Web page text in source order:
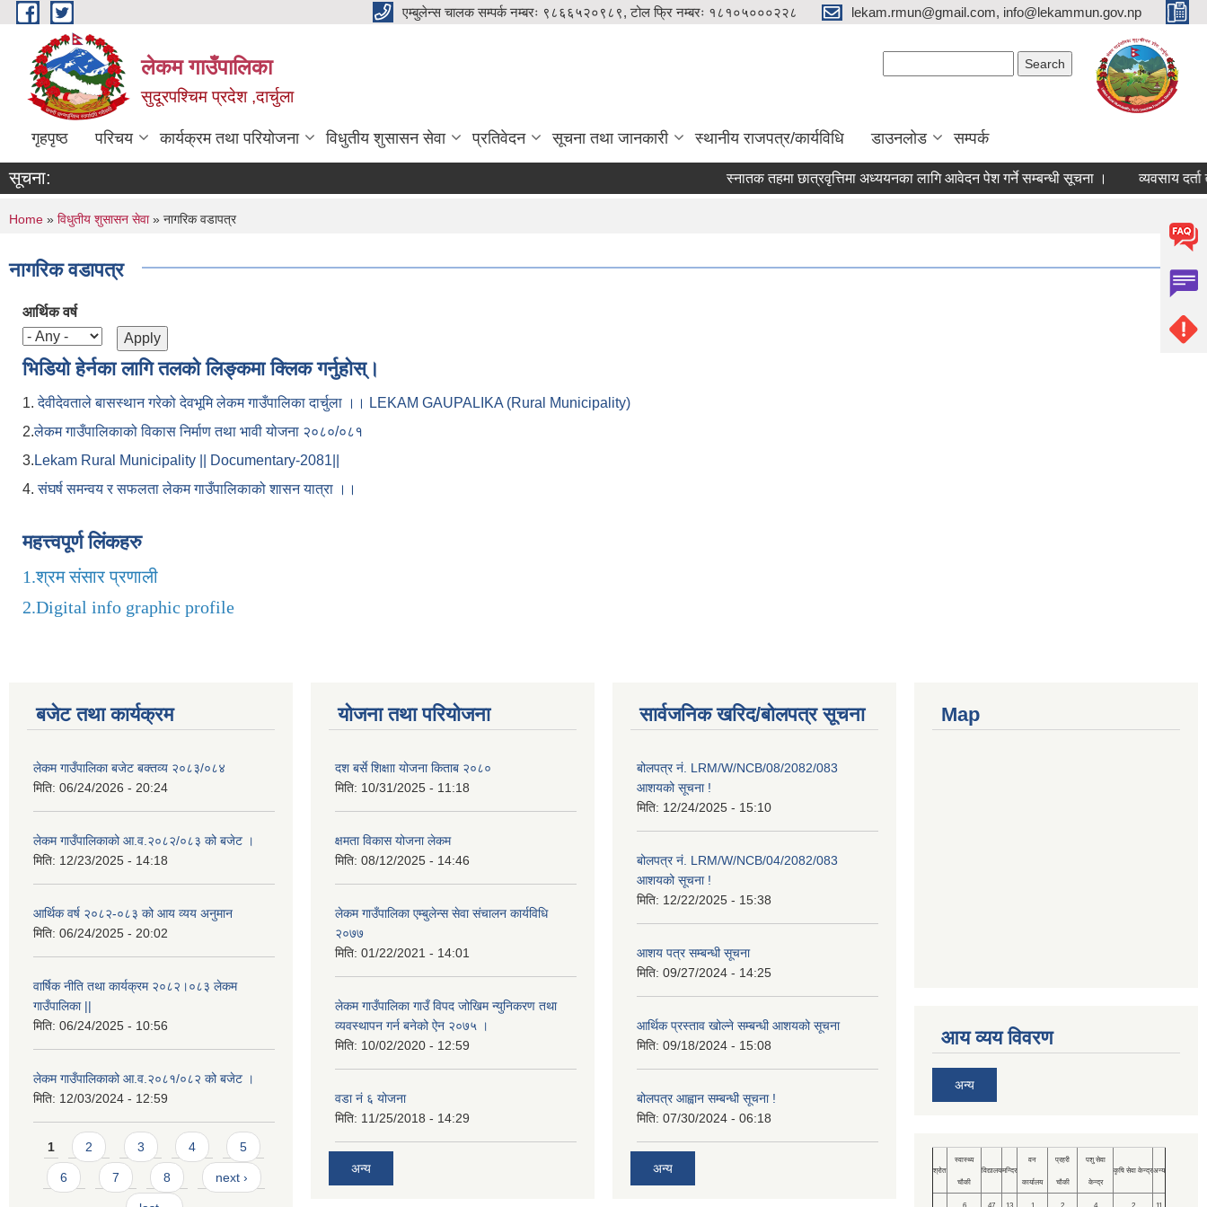
Skip to main content एम्बुलेन्स चालक सम्पर्क नम्बरः ९८६६५२०९८९, टोल फ्रि नम्बरः १८१०५०००२२८ lekam.rmun@gmail.com, info@lekammun.gov.np
लेकम गाउँपालिका
सुदूरपश्चिम प्रदेश ,दार्चुला
गृहपृष्ठ परिचय कार्यक्रम तथा परियोजना विधुतीय शुसासन सेवा प्रतिवेदन सूचना तथा जानकारी स्थानीय राजपत्र/कार्यविधि डाउनलोड सम्पर्क
सूचना: स्नातक तहमा छात्रवृत्तिमा अध्ययनका लागि आवेदन पेश गर्ने सम्बन्धी सूचना । व्यवसाय दर्ता
You are here
Home » विधुतीय शुसासन सेवा» नागरिक वडापत्र
नागरिक वडापत्र
आर्थिक वर्ष
भिडियो हेर्नका लागि तलको लिङ्कमा क्लिक गर्नुहोस्।
1.देवीदेवताले बासस्थान गरेको देवभूमि लेकम गाउँपालिका दार्चुला ।। LEKAM GAUPALIKA (Rural Municipality)
2.लेकम गाउँपालिकाको विकास निर्माण तथा भावी योजना २०८०/०८१
3. Lekam Rural Municipality || Documentary-2081||
4.संघर्ष समन्वय र सफलता लेकम गाउँपालिकाको शासन यात्रा ।।
महत्त्वपूर्ण लिंकहरु
1.श्रम संसार प्रणाली
2.Digital info graphic profile
बजेट तथा कार्यक्रम
लेकम गाउँपालिका बजेट बक्तव्य २०८३/०८४
मिति: 06/24/2026 - 20:24
लेकम गाउँपालिकाको आ.व.२०८२/०८३ को बजेट ।
मिति: 12/23/2025 - 14:18
आर्थिक वर्ष २०८२-०८३ को आय व्यय अनुमान
मिति: 06/24/2025 - 20:02
वार्षिक नीति तथा कार्यक्रम २०८२।०८३ लेकम
गाउँपालिका ||
मिति: 06/24/2025 - 10:56
लेकम गाउँपालिकाको आ.व.२०८१/०८२ को बजेट ।
मिति: 12/03/2024 - 12:59
Pages
1 2 3 4 5
6 7 8 next ›
योजना तथा परियोजना
दश बर्से शिक्षाा योजना किताब २०८०
मिति: 10/31/2025 - 11:18
क्षमता विकास योजना लेकम
मिति: 08/12/2025 - 14:46
लेकम गाउँपालिका एम्बुलेन्स सेवा संचालन कार्यविधि
२०७७
मिति: 01/22/2021 - 14:01
लेकम गाउँपालिका गाउँ विपद जोखिम न्युनिकरण तथा
व्यवस्थापन गर्न बनेको ऐन २०७५ ।
मिति: 10/02/2020 - 12:59
वडा नं ६ योजना
मिति: 11/25/2018 - 14:29
अन्य
सार्वजनिक खरिद/बोलपत्र सूचना
बोलपत्र नं. LRM/W/NCB/08/2082/083
आशयको सूचना !
मिति: 12/24/2025 - 15:10
बोलपत्र नं. LRM/W/NCB/04/2082/083
आशयको सूचना !
मिति: 12/22/2025 - 15:38
आशय पत्र सम्बन्धी सूचना
मिति: 09/27/2024 - 14:25
आर्थिक प्रस्ताव खोल्ने सम्बन्धी आशयको सूचना
मिति: 09/18/2024 - 15:08
बोलपत्र आह्वान सम्बन्धी सूचना !
मिति: 07/30/2024 - 06:18
अन्य
Map
आय व्यय विवरण
अन्य
श्रोत
स्वास्थ्य
चौकी
विद्यालयमन्दिर
वन
कार्यालय
प्रहरी
चौकी
पशु सेवा
केन्द्र
कृषि सेवा केन्द्रअन्य
6 47 13 1 2 4 2 11